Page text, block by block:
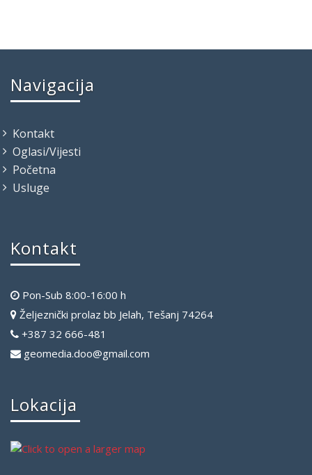
Navigacija
Kontakt
Oglasi/Vijesti
Početna
Usluge
Kontakt
Pon-Sub 8:00-16:00 h
Željeznički prolaz bb Jelah, Tešanj 74264
+387 32 666-481
geomedia.doo@gmail.com
Lokacija